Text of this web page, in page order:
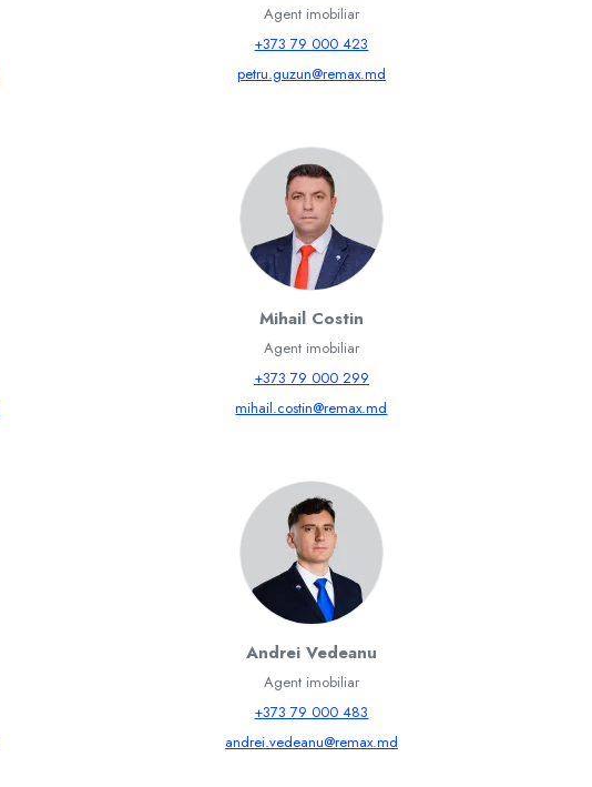
Agent imobiliar
+373 79 000 423
petru.guzun@remax.md
Mihail Costin
Agent imobiliar
+373 79 000 299
mihail.costin@remax.md
Andrei Vedeanu
Agent imobiliar
+373 79 000 483
andrei.vedeanu@remax.md